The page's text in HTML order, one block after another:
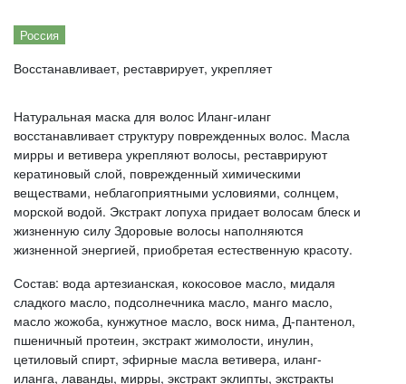
Россия
Восстанавливает, реставрирует, укрепляет
Натуральная маска для волос Иланг-иланг
восстанавливает структуру поврежденных волос. Масла
мирры и ветивера укрепляют волосы, реставрируют
кератиновый слой, поврежденный химическими
веществами, неблагоприятными условиями, солнцем,
морской водой. Экстракт лопуха придает волосам блеск и
жизненную силу Здоровые волосы наполняются
жизненной энергией, приобретая естественную красоту.
Состав: вода артезианская, кокосовое масло, мидаля
сладкого масло, подсолнечника масло, манго масло,
масло жожоба, кунжутное масло, воск нима, Д-пантенол,
пшеничный протеин, экстракт жимолости, инулин,
цетиловый спирт, эфирные масла ветивера, иланг-
иланга, лаванды, мирры, экстракт эклипты, экстракты